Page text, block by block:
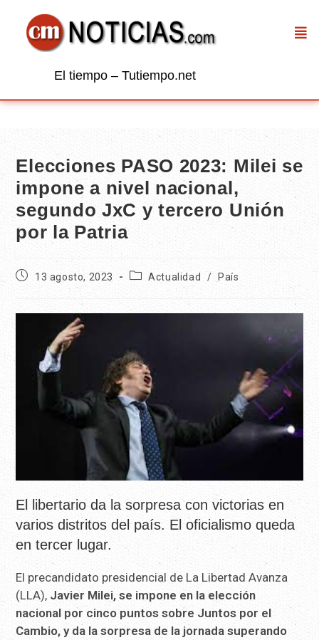
El tiempo – Tutiempo.net
Elecciones PASO 2023: Milei se
impone a nivel nacional,
segundo JxC y tercero Unión
por la Patria
13 agosto, 2023 Actualidad / País
El libertario da la sorpresa con victorias en
varios distritos del país. El oficialismo queda
en tercer lugar.
El precandidato presidencial de La Libertad Avanza
(LLA), Javier Milei, se impone en la elección
nacional por cinco puntos sobre Juntos por el
Cambio, y da la sorpresa de la jornada superando